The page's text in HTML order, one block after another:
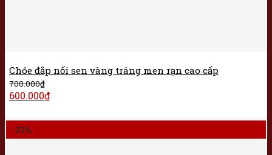
Chóe đắp nổi sen vàng tráng men rạn cao cấp
700.000₫
600.000₫
-23%